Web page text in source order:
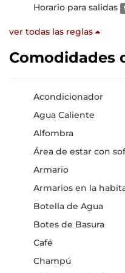
Horario para salidas
ver todas las reglas
Comodidades
Acondicionador
Agua Caliente
Alfombra
Área de estar con
Armario
Armarios en la
Botella de Agua
Botes de Basura
Café
Champú